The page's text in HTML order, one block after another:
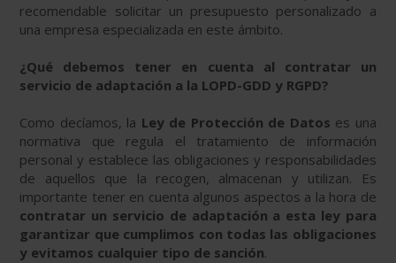
recomendable solicitar un presupuesto personalizado a
una empresa especializada en este ámbito.
¿Qué debemos tener en cuenta al contratar un
servicio de adaptación a la LOPD-GDD y RGPD?
Como decíamos, la Ley de Protección de Datos es una
normativa que regula el tratamiento de información
personal y establece las obligaciones y responsabilidades
de aquellos que la recogen, almacenan y utilizan. Es
importante tener en cuenta algunos aspectos a la hora de
contratar un servicio de adaptación a esta ley para
garantizar que cumplimos con todas las obligaciones
y evitamos cualquier tipo de sanción.